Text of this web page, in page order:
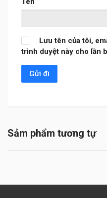
Lưu tên của tôi,
trình duyệt này cho lần
Sảm phẩm tương tự